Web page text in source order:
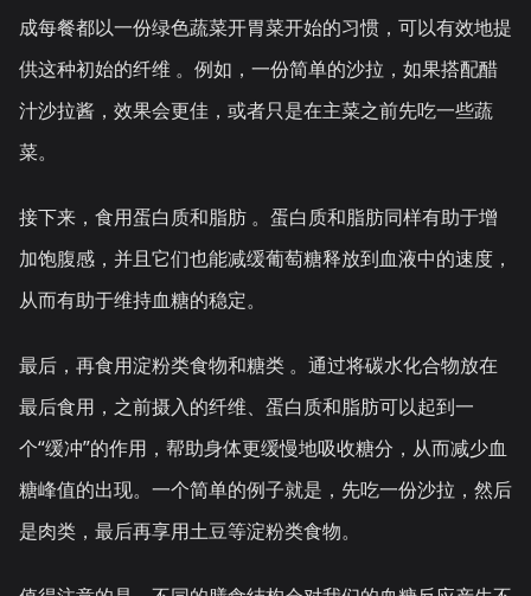
成每餐都以一份绿色蔬菜开胃菜开始的习惯，可以有效地提
供这种初始的纤维 。例如，一份简单的沙拉，如果搭配醋
汁沙拉酱，效果会更佳，或者只是在主菜之前先吃一些蔬
菜。
接下来，食用蛋白质和脂肪 。蛋白质和脂肪同样有助于增
加饱腹感，并且它们也能减缓葡萄糖释放到血液中的速度，
从而有助于维持血糖的稳定。
最后，再食用淀粉类食物和糖类 。通过将碳水化合物放在
最后食用，之前摄入的纤维、蛋白质和脂肪可以起到一
个“缓冲”的作用，帮助身体更缓慢地吸收糖分，从而减少血
糖峰值的出现。一个简单的例子就是，先吃一份沙拉，然后
是肉类，最后再享用土豆等淀粉类食物。